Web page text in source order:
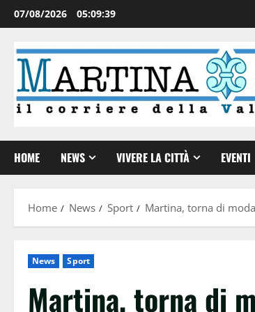
07/08/2026 05:09:40
HOME NEWS VIVERE LA CITTÀ EVENTI
Home News Sport Martina, torna di
News Sport
Martina, torna di